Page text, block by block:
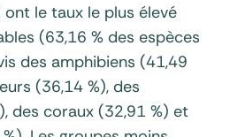
le taux le plus élevé
(63,16 % des espèces
des amphibiens (41,49
(36,14 %), des
des coraux (32,91 %) et